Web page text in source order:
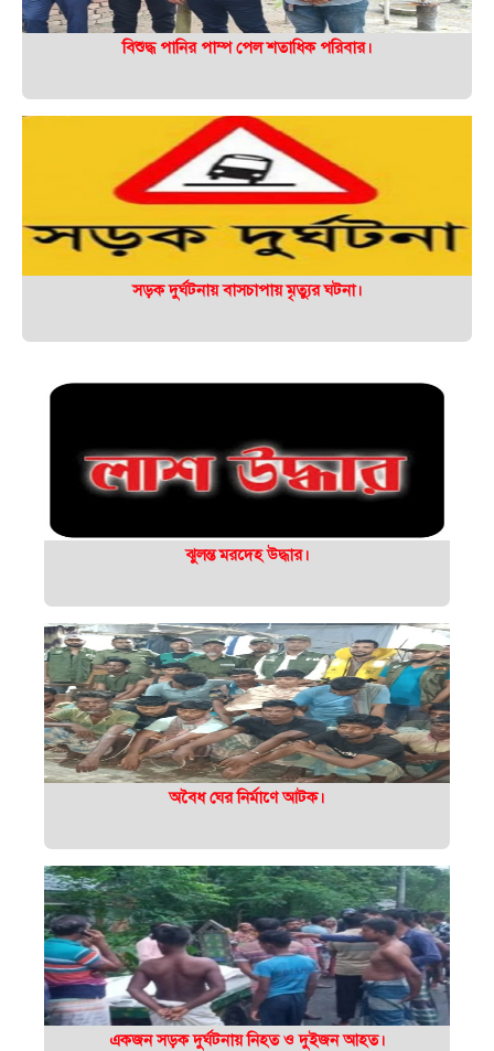
বিশুদ্ধ পানির পাম্প পেল শতাধিক পরিবার।
সড়ক দুর্ঘটনায় বাসচাপায় মৃত্যুর ঘটনা।
ঝুলন্ত মরদেহ উদ্ধার।
অবৈধ ঘের নির্মাণে আটক।
একজন সড়ক দুর্ঘটনায় নিহত ও দুইজন আহত।